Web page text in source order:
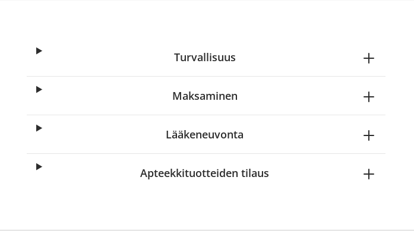
Turvallisuus
Maksaminen
Lääkeneuvonta
Apteekkituotteiden tilaus